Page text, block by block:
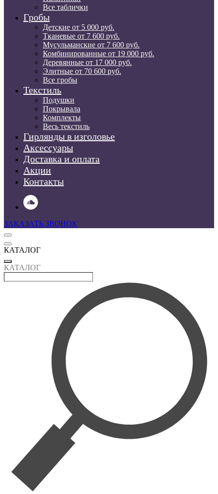
Все таблички
Гробы
Детские от 5 000 руб.
Тканевые от 7 600 руб.
Мусульманские от 7 600 руб.
Комбинированные от 19 000 руб.
Деревянные от 17 000 руб.
Элитные от 70 600 руб.
Все гробы
Текстиль
Подушки
Покрывала
Комплекты
Весь текстиль
Гирлянды в изголовье
Аксессуары
Доставка и оплата
Акции
Контакты
ЗАКАЗАТЬ ЗВОНОК
КАТАЛОГ
КАТАЛОГ